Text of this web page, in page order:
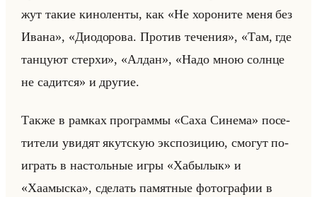
жут такие ки­но­лен­ты, как «Не хороните меня без
Ивана», «Диодорова. Против течения», «Там, где
танцуют стерхи», «Алдан», «Надо мною солнце
не садится» и дру­гие.
Также в рам­ках про­грам­мы «Саха Синема» по­се­
ти­те­ли уви­дят якут­скую экс­по­зи­цию, смо­гут по­
иг­рать в на­стольные игры «Хабылык» и
«Хаамыска», сде­лать па­мят­ные фо­то­гра­фии в